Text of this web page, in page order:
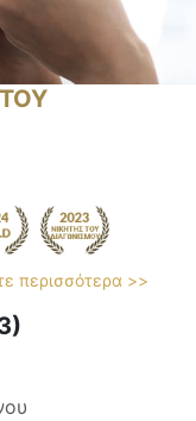
περισσότερα >>